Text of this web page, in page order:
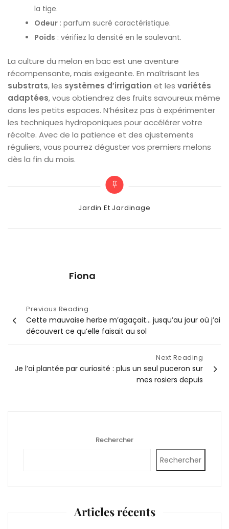
la tige.
Odeur : parfum sucré caractéristique.
Poids : vérifiez la densité en le soulevant.
La culture du melon en bac est une aventure
récompensante, mais exigeante. En maîtrisant les
substrats, les systèmes d’irrigation et les variétés
adaptées, vous obtiendrez des fruits savoureux même
dans les petits espaces. N’hésitez pas à expérimenter
les techniques hydroponiques pour accélérer votre
récolte. Avec de la patience et des ajustements
réguliers, vous pourrez déguster vos premiers melons
dès la fin du mois.
Categories
Jardin Et Jardinage
Fiona
Navigation
de
l’article
Previous Reading
Cette mauvaise herbe m’agaçait… jusqu’au jour où j’ai
découvert ce qu’elle faisait au sol
Next Reading
Je l’ai plantée par curiosité : plus un seul puceron sur
mes rosiers depuis
Rechercher
Rechercher
Articles récents